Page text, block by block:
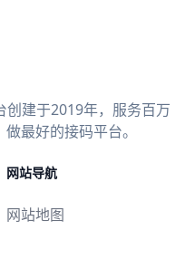
建于2019年，服务百万
最好的接码平台。
网站导航
网站地图